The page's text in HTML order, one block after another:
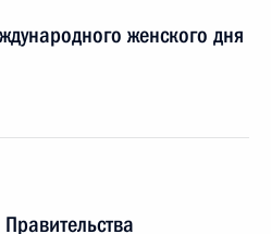
женского дня